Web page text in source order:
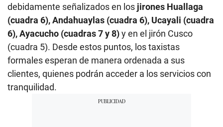
debidamente señalizados en los jirones Huallaga
(cuadra 6), Andahuaylas (cuadra 6), Ucayali (cuadra
6), Ayacucho (cuadras 7 y 8)y en el jirón Cusco
(cuadra 5). Desde estos puntos, los taxistas
formales esperan de manera ordenada a sus
clientes, quienes podrán acceder a los servicios con
tranquilidad.